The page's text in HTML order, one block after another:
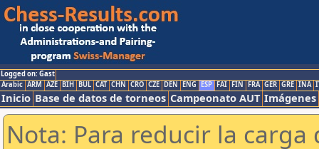
Logged on: Gast
Arabic ARM AZE BIH BUL CAT CHN CRO CZE DEN ENG ESP FAI FIN FRA GER GRE INA
Inicio Base de datos de torneos Campeonato AUT Imágenes
Nota: Para reducir la